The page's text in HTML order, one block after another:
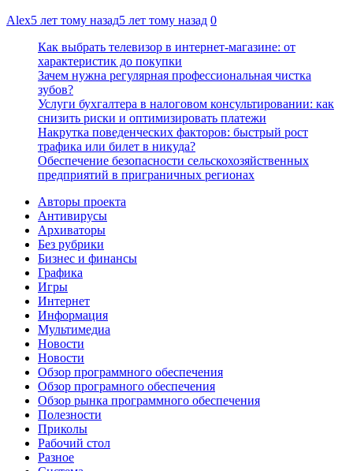
Alex5 лет тому назад5 лет тому назад 0
Как выбрать телевизор в интернет-магазине: от
характеристик до покупки
Зачем нужна регулярная профессиональная чистка
зубов?
Услуги бухгалтера в налоговом консультировании: как
снизить риски и оптимизировать платежи
Накрутка поведенческих факторов: быстрый рост
трафика или билет в никуда?
Обеспечение безопасности сельскохозяйственных
предприятий в приграничных регионах
Авторы проекта
Антивирусы
Архиваторы
Без рубрики
Бизнес и финансы
Графика
Игры
Интернет
Информация
Мультимедиа
Новости
Новости
Обзор программного обеспечения
Обзор програмного обеспечения
Обзор рынка программного обеспечения
Полезности
Приколы
Рабочий стол
Разное